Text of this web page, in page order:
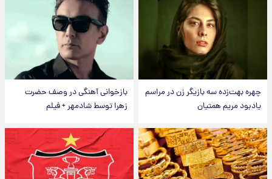
چهره بهت‌زده سه بازیگر زن در مراسم
یادبود مریم همتیان
بازخوانی آهنگی در وصف حضرت
زهرا توسط شادمهر + فیلم